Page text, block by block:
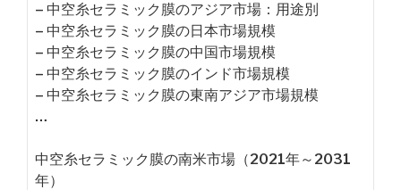
– 中空糸セラミック膜のアジア市場：用途別
– 中空糸セラミック膜の日本市場規模
– 中空糸セラミック膜の中国市場規模
– 中空糸セラミック膜のインド市場規模
– 中空糸セラミック膜の東南アジア市場規模
…
中空糸セラミック膜の南米市場（2021年～2031
年）